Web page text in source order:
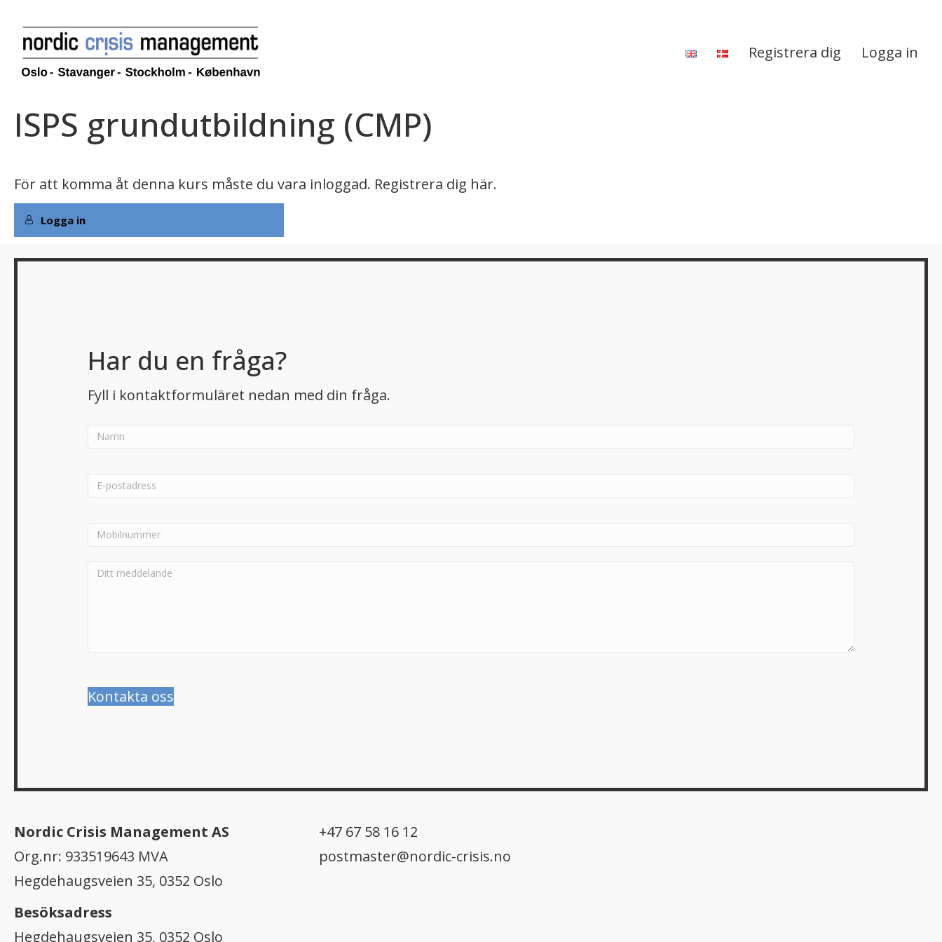
Registrera dig Logga in
ISPS grundutbildning (CMP)
För att komma åt denna kurs måste du vara inloggad. Registrera dig här.
Logga in
Har du en fråga?
Fyll i kontaktformuläret nedan med din fråga.
Kontakta oss
Nordic Crisis Management AS
Org.nr: 933519643 MVA
Hegdehaugsveien 35, 0352 Oslo
Besöksadress
Hegdehaugsveien 35, 0352 Oslo
+47 67 58 16 12
postmaster@nordic-crisis.no